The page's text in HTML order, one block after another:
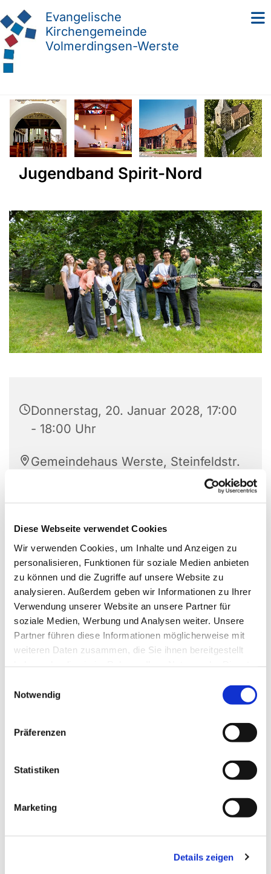
Diese Webseite verwendet Cookies
Wir verwenden Cookies, um Inhalte und Anzeigen zu
personalisieren, Funktionen für soziale Medien anbieten
zu können und die Zugriffe auf unsere Website zu
analysieren. Außerdem geben wir Informationen zu Ihrer
Verwendung unserer Website an unsere Partner für
soziale Medien, Werbung und Analysen weiter. Unsere
Partner führen diese Informationen möglicherweise mit
weiteren Daten zusammen, die Sie ihnen bereitgestellt
Notwendig
Präferenzen
Statistiken
Marketing
Details zeigen
Evangelische
Kirchengemeinde
Volmerdingsen-Werste
Jugendband Spirit-Nord
Donnerstag, 20. Januar 2028, 17:00
- 18:00 Uhr
Gemeindehaus Werste, Steinfeldstr.
interessieren